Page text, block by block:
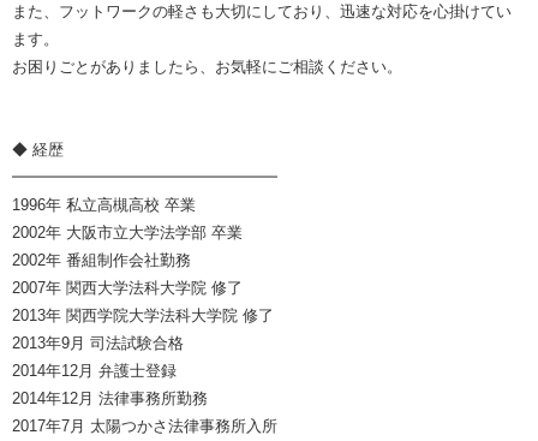
また、フットワークの軽さも大切にしており、迅速な対応を心掛けてい
ます。
お困りごとがありましたら、お気軽にご相談ください。
◆ 経歴
━━━━━━━━━━━━━━━━━
1996年 私立高槻高校 卒業
2002年 大阪市立大学法学部 卒業
2002年 番組制作会社勤務
2007年 関西大学法科大学院 修了
2013年 関西学院大学法科大学院 修了
2013年9月 司法試験合格
2014年12月 弁護士登録
2014年12月 法律事務所勤務
2017年7月 太陽つかさ法律事務所入所